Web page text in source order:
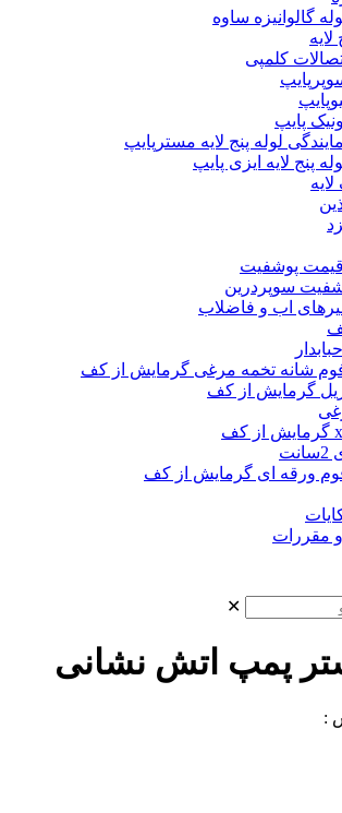
گالوانیزه ساوه
لایه
کلمپی
پایپ
لوله پنج لایه مسترپایپ
پنج لایه ایزی پایپ
پوشفیت
سوپردرین
اب و فاضلاب
شانه تخمه مرغی گرمایش از کف
گرمایش از کف
ورقه ای گرمایش از کف
و مقررات
✕
پمپ اتش نشانی
: